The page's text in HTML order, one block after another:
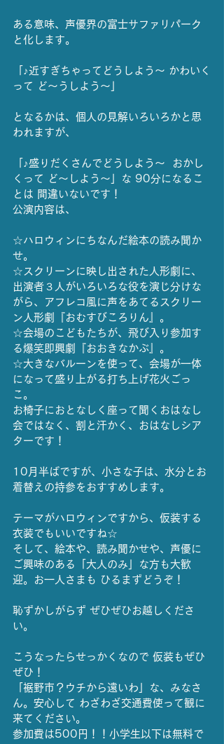
ある意味、声優界の富士サファリパーク
と化します。
「♪近すぎちゃってどうしよう〜 かわいく
って ど〜うしよう〜」
となるかは、個人の見解いろいろかと思
われますが、
「♪盛りだくさんでどうしよう〜  おかし
くって ど〜しよう〜」な 90分になるこ
とは 間違いないです！
公演内容は、
☆ハロウィンにちなんだ絵本の読み聞か
せ。
☆スクリーンに映し出された人形劇に、
出演者３人がいろいろな役を演じ分けな
がら、アフレコ風に声をあてるスクリー
ン人形劇『おむすびころりん』。
☆会場のこどもたちが、飛び入り参加す
る爆笑即興劇『おおきなかぶ』。
☆大きなバルーンを使って、会場が一体
になって盛り上がる打ち上げ花火ごっ
こ。
お椅子におとなしく座って聞くおはなし
会ではなく、割と汗かく、おはなしシア
ターです！
10月半ばですが、小さな子は、水分とお
着替えの持参をおすすめします。
テーマがハロウィンですから、仮装する
衣装でもいいですね☆
そして、絵本や、読み聞かせや、声優に
ご興味のある「大人のみ」な方も大歓
迎。お一人さまも ひるまずどうぞ！
恥ずかしがらず ぜひぜひお越しくださ
い。
こうなったらせっかくなので 仮装もぜひ
ぜひ！
「裾野市？ウチから遠いわ」な、みなさ
ん。安心して わざわざ交通費使って観に
来てください。
参加費は500円！！小学生以下は無料で